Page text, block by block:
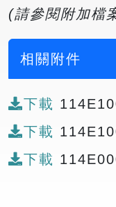
(請參閱附加檔
相關附件
下載
下載
下載